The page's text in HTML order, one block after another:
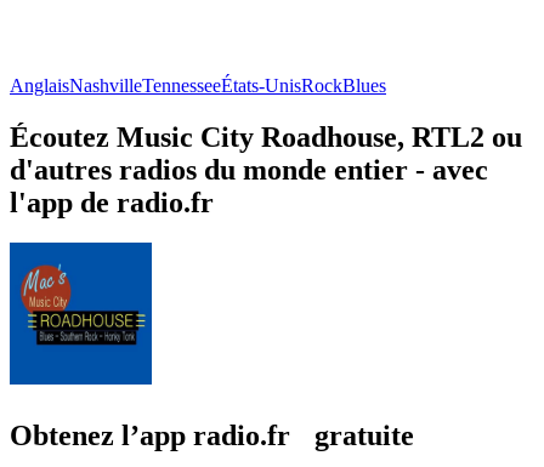
AnglaisNashvilleTennesseeÉtats-UnisRockBlues
Écoutez Music City Roadhouse, RTL2 ou
d'autres radios du monde entier - avec
l'app de radio.fr
Obtenez l’app radio.fr gratuite